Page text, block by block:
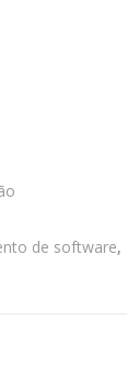
de software,